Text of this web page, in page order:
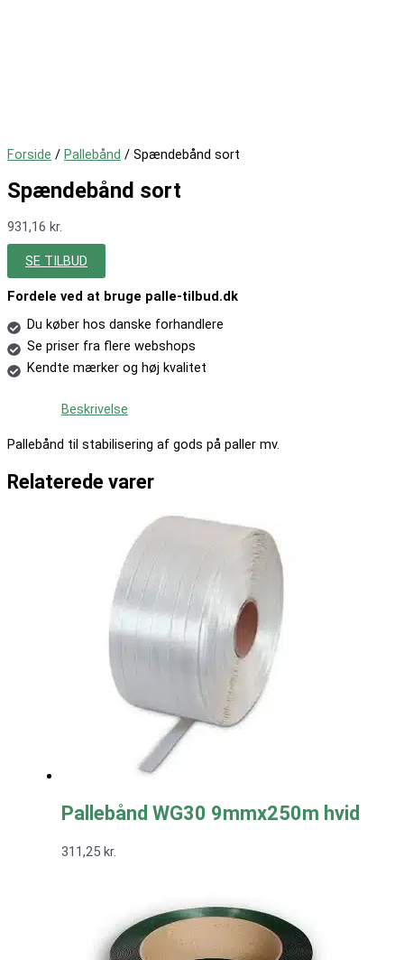
Forside / Pallebånd / Spændebånd sort
Spændebånd sort
931,16 kr.
SE TILBUD
Fordele ved at bruge palle-tilbud.dk
Du køber hos danske forhandlere
Se priser fra flere webshops
Kendte mærker og høj kvalitet
Beskrivelse
Pallebånd til stabilisering af gods på paller mv.
Relaterede varer
Pallebånd WG30 9mmx250m hvid
311,25 kr.